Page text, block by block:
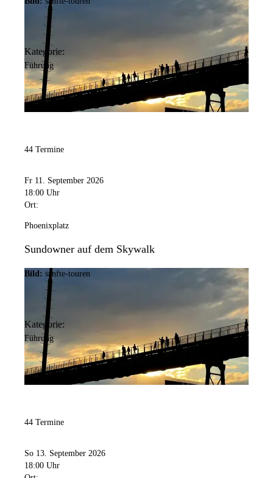
Kategorie:
Führung
44 Termine
Fr 11. September 2026
18:00 Uhr
Ort:
Phoenixplatz
Sundowner auf dem Skywalk
Bild: sanfte-touren
Kategorie:
Führung
44 Termine
So 13. September 2026
18:00 Uhr